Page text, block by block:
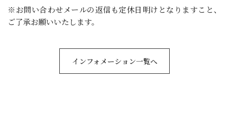
※お問い合わせメールの返信も定休日明けとなりますこと、
ご了承お願いいたします。
インフォメーション一覧へ